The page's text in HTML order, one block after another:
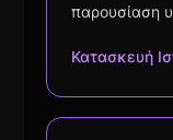
παρουσίαση
Κατασκευή